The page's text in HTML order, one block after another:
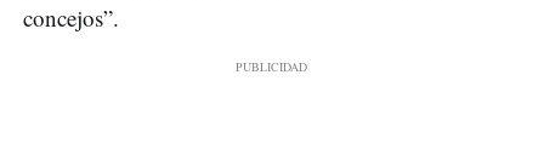
concejos”.